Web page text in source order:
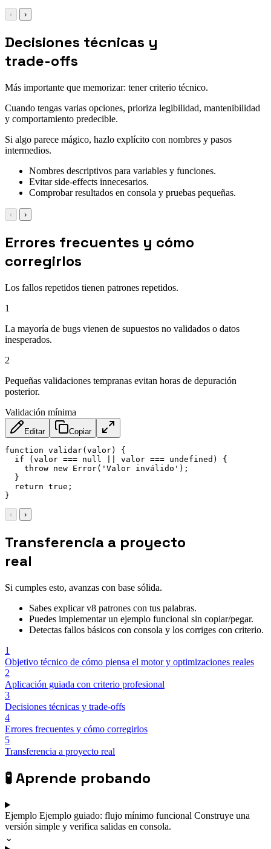
‹ ›
Decisiones técnicas y
trade-offs
Más importante que memorizar: tener criterio técnico.
Cuando tengas varias opciones, prioriza legibilidad, mantenibilidad
y comportamiento predecible.
Si algo parece mágico, hazlo explícito con nombres y pasos
intermedios.
Nombres descriptivos para variables y funciones.
Evitar side-effects innecesarios.
Comprobar resultados en consola y pruebas pequeñas.
‹ ›
Errores frecuentes y cómo
corregirlos
Los fallos repetidos tienen patrones repetidos.
1
La mayoría de bugs vienen de supuestos no validados o datos
inesperados.
2
Pequeñas validaciones tempranas evitan horas de depuración
posterior.
Validación mínima
Editar Copiar
function validar( valor)
{
if
( valor === null valor === undefined )
{
throw new Error( 'Valor inválido' ) ;
}
return true ;
}
‹ ›
Transferencia a proyecto
real
Si cumples esto, avanzas con base sólida.
Sabes explicar v8 patrones con tus palabras.
Puedes implementar un ejemplo funcional sin copiar/pegar.
Detectas fallos básicos con consola y los corriges con criterio.
1
Objetivo técnico de cómo piensa el motor y optimizaciones reales
2
Aplicación guiada con criterio profesional
3
Decisiones técnicas y trade-offs
4
Errores frecuentes y cómo corregirlos
5
Transferencia a proyecto real
🧪Aprende probando
Ejemplo Ejemplo guiado: flujo mínimo funcional Construye una
versión simple y verifica salidas en consola.
⌄